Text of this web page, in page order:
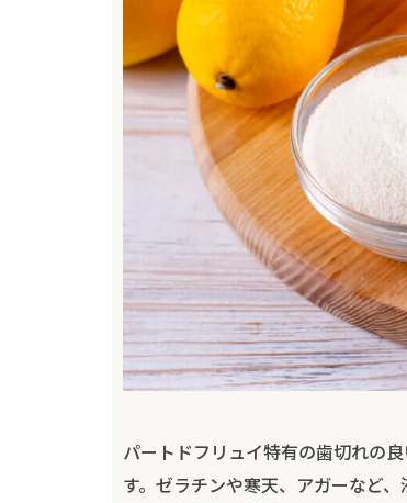
パートドフリュイ特有の歯切れの
す。ゼラチンや寒天、アガーなど